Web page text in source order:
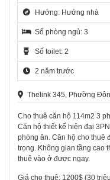
Hướng: Hướng nhà
Số phòng ngủ: 3
Số toilet: 2
2 năm trước
Thelink 345, Phường
Cho thuê căn hộ 114m2 3
Căn hộ thiết kế hiện đại
phòng ăn. Căn hộ cho thuê
trọng. Không gian tầng cao
thuê vào ở được ngay.
Giá cho thuê: 1200$ (30